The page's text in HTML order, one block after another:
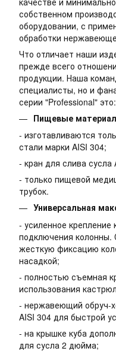
собственном
оборудовании, с
обработки
Что отличает наши
прежде всего
продукции. Наша
специалисты, но и
серии "Professional" это:
Пищевые
- изготавливаются
стали марки AISI 304;
- кран для слива сусла
- только пищевой
трубок.
Универсальная
- усиленное
подключения колонны.
жесткую фиксацию
насадкой;
- полностью съемная
использования
- нержавеющий обруч-
AISI 304 для быстрой
- на крышке куба
для сусла 2 дюйма;